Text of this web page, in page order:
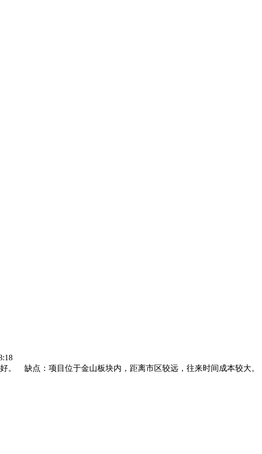
。 缺点：项目位于金山板块内，距离市区较远，往来时间成本较大。